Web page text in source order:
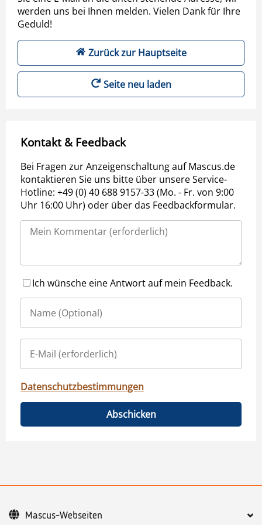
werden uns bei Ihnen melden. Vielen Dank für Ihre
Geduld!
Zurück zur Hauptseite
Seite neu laden
Kontakt & Feedback
Bei Fragen zur Anzeigenschaltung auf Mascus.de
kontaktieren Sie uns bitte über unsere Service-
Hotline: +49 (0) 40 688 9157-33 (Mo. - Fr. von 9:00
Uhr 16:00 Uhr) oder über das Feedbackformular.
Ich wünsche eine Antwort auf mein Feedback.
Datenschutzbestimmungen
Abschicken
Mascus-Webseiten